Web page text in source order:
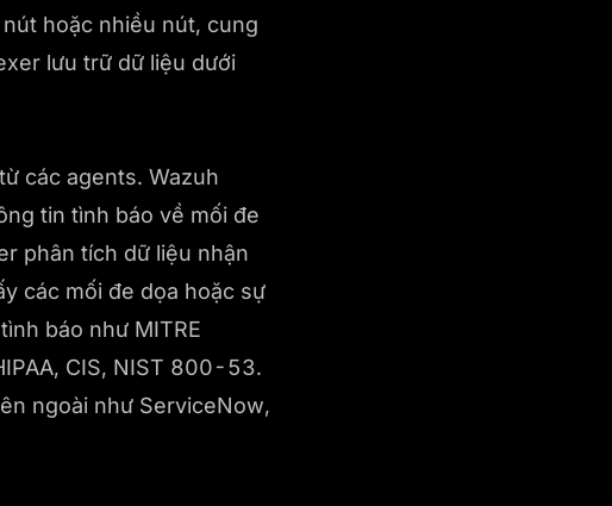
hoặc nhiều nút, cung
lưu trữ dữ liệu dưới
các agents. Wazuh
tin tình báo về mối đe
phân tích dữ liệu nhận
các mối đe dọa hoặc sự
báo như MITRE
CIS, NIST 800-53.
ngoài như ServiceNow,